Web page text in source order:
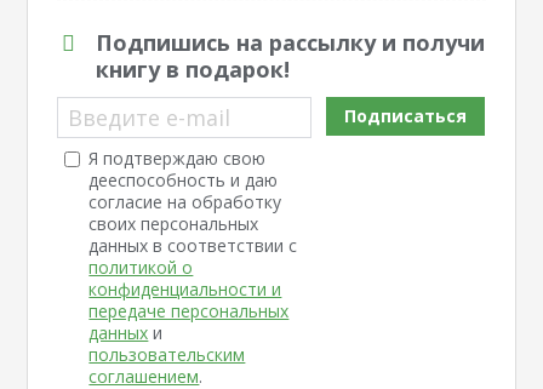
Подпишись на рассылку и получи
книгу в подарок!
Введите e-mail
Я подтверждаю свою
дееспособность и даю
согласие на обработку
своих персональных
данных в соответствии с
политикой о
конфиденциальности и
передаче персональных
данных и
пользовательским
соглашением.
Подписаться